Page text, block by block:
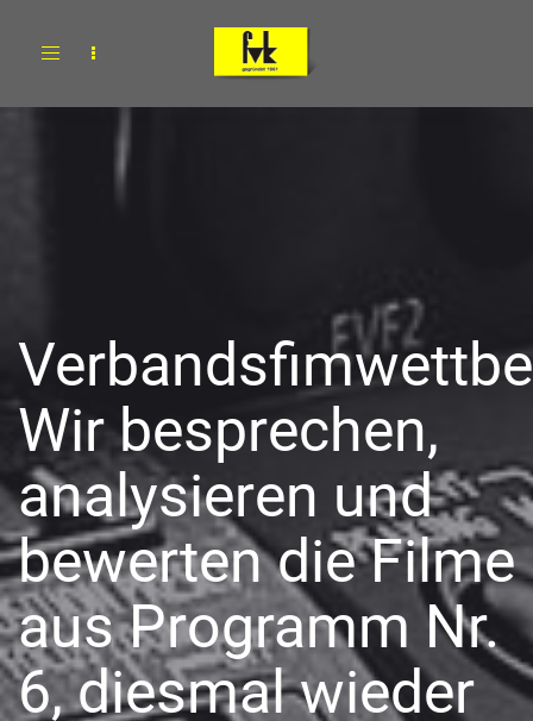
Toggle
Wir besprechen,
analysieren und
bewerten die Filme
aus Programm Nr.
6, diesmal wieder